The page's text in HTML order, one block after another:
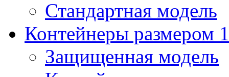
Стандартная модель
Контейнеры размером
Защищенная модель